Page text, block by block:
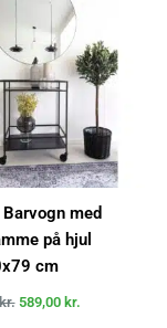
med
på hjul
cm
749,00 kr..
589,00 kr.